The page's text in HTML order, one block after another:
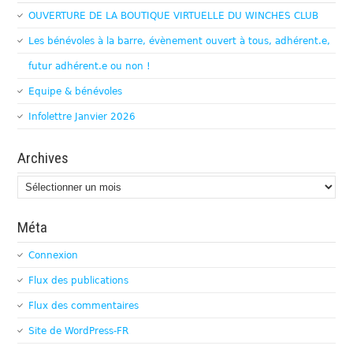
OUVERTURE DE LA BOUTIQUE VIRTUELLE DU WINCHES CLUB
Les bénévoles à la barre, évènement ouvert à tous, adhérent.e,
futur adhérent.e ou non !
Equipe & bénévoles
Infolettre Janvier 2026
Archives
Archives
Méta
Connexion
Flux des publications
Flux des commentaires
Site de WordPress-FR